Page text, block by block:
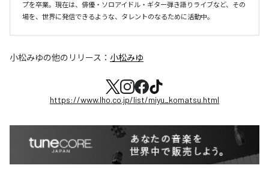
プを卒業。現在は、俳優・ソロアイドル・ギター弾き語りライブなど、その
場を、世界に発信できるような、タレントのなるために活動中。
小松みゆの他のリリース： 小松みゆ
https://www.lho.co.jp/list/miyu_komatsu.html